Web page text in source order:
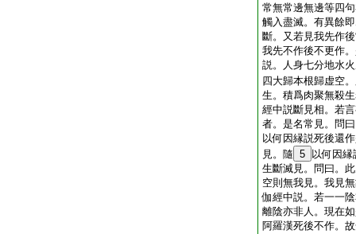
常無常邊無邊等四
觸入盡滅。有異餘
斷。又若見我先作
我先不作後不更作
説。人身七分地水
四大歸本根歸虚空
生。積爲肉聚無殺
經中説斷見相。若
者。是名常見。問
以何因縁説死後還
見。隨 5
以何因
生斷滅見。問曰。
空則無我見。我見
伽經中説。若一一
離陰亦非人。現在
阿羅漢死後不作。